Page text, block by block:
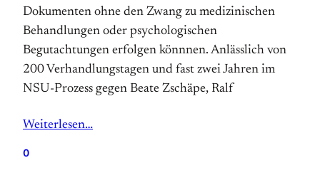
Dokumenten ohne den Zwang zu medizinischen
Behandlungen oder psychologischen
Begutachtungen erfolgen könnnen. Anlässlich von
200 Verhandlungstagen und fast zwei Jahren im
NSU-Prozess gegen Beate Zschäpe, Ralf
Weiterlesen…
0